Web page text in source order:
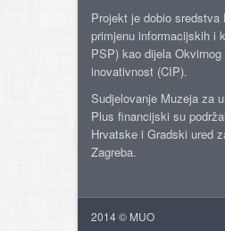
Projekt je dobio
primjenu informacijskih i
PSP) kao dijela
inovativnost (CIP).
Sudjelovanje Muzeja za
Plus financijski su
Hrvatske i Gradski ured
Zagreba.
2014 © MUO